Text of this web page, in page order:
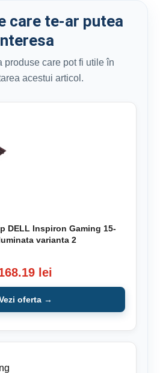
care te-ar putea
produse care pot fi utile în
acestui articol.
DELL Inspiron Gaming 15-
varianta 2
lei
oferta →